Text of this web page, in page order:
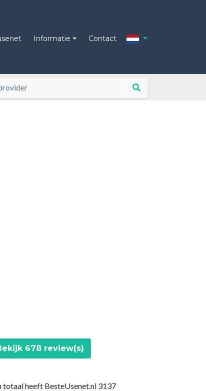
Informatie Contact
678 review(s)
totaal heeft BesteUsenet.nl 3137